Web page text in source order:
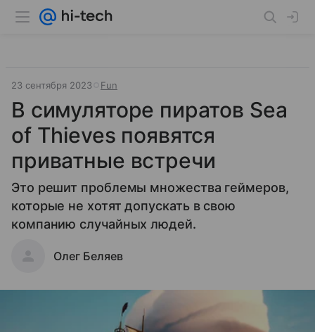
23 сентября 2023 Fun
В симуляторе пиратов Sea
of Thieves появятся
приватные встречи
Это решит проблемы множества геймеров,
которые не хотят допускать в свою
компанию случайных людей.
Олег Беляев